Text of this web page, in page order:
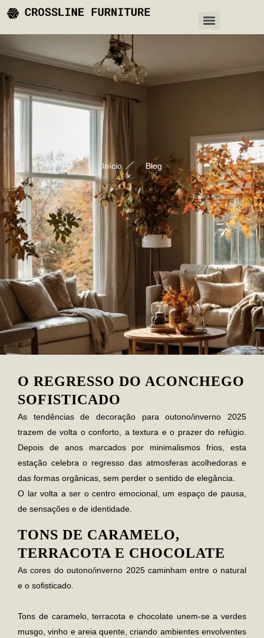
Início Blog
O REGRESSO DO ACONCHEGO
SOFISTICADO
As tendências de decoração para outono/inverno 2025
trazem de volta o conforto, a textura e o prazer do refúgio.
Depois de anos marcados por minimalismos frios, esta
estação celebra o regresso das atmosferas acolhedoras e
das formas orgânicas, sem perder o sentido de elegância.
O lar volta a ser o centro emocional, um espaço de pausa,
de sensações e de identidade.
TONS DE CARAMELO,
TERRACOTA E CHOCOLATE
As cores dooutono/inverno 2025caminham entre o natural
e o sofisticado.
Tons de caramelo, terracota e chocolateunem-se a verdes
musgo, vinho e areia quente, criando ambientes envolventes